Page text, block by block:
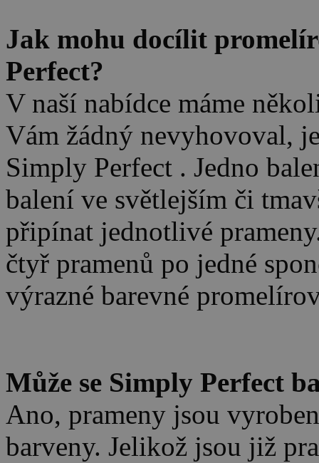
Jak mohu docílit
Perfect?
V naší nabídce máme
Vám žádný nevyhovoval,
Simply Perfect . Jedno
balení ve světlejším či
připínat jednotlivé
čtyř pramenů po jedné
výrazné barevné
Může se Simply Perfect
Ano, prameny jsou
barveny. Jelikož jsou již